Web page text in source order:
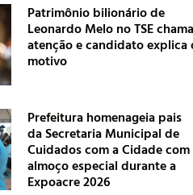
Patrimônio bilionário de
Leonardo Melo no TSE chama
atenção e candidato explica
motivo
Prefeitura homenageia pais
da Secretaria Municipal de
Cuidados com a Cidade com
almoço especial durante a
Expoacre 2026